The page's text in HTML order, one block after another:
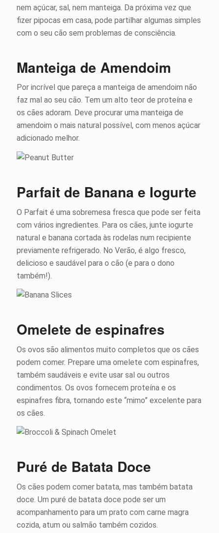
nem açúcar, sal, nem manteiga. Da próxima vez que
fizer pipocas em casa, pode partilhar algumas simples
com o seu cão sem problemas de consciência.
Manteiga de Amendoim
Por incrível que pareça a manteiga de amendoim não
faz mal ao seu cão. Tem um alto teor de proteína e
os cães adoram. Deve procurar uma manteiga de
amendoim o mais natural possível, com menos açúcar
adicionado melhor.
Parfait de Banana e Iogurte
O Parfait é uma sobremesa fresca que pode ser feita
com vários ingredientes. Para os cães, junte iogurte
natural e banana cortada às rodelas num recipiente
previamente refrigerado. No Verão, é algo fresco,
delicioso e saudável para o cão (e para o dono
também!).
Omelete de espinafres
Os ovos são alimentos muito completos que os cães
podem comer. Prepare uma omelete com espinafres,
também saudáveis e evite usar sal ou outros
condimentos. Os ovos fornecem proteína e os
espinafres fibra, tornando este “mimo” excelente para
os cães.
Puré de Batata Doce
Os cães podem comer batata, mas também batata
doce. Um puré de batata doce pode ser um
acompanhamento para um prato com carne magra
cozida, atum ou salmão também cozidos.